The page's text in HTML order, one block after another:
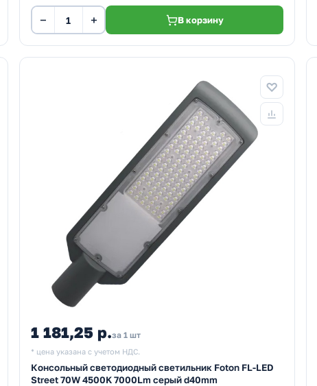
− + В корзину
1 181,25 р.за 1 шт
* цена указана с учетом НДС.
Консольный светодиодный светильник Foton FL-LED
Street 70W 4500K 7000Lm серый d40mm